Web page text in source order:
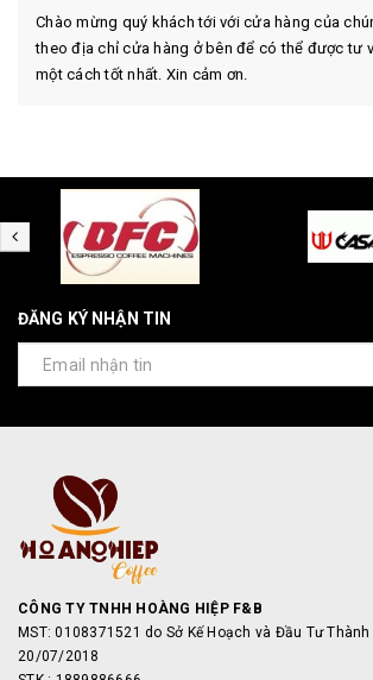
Chào mừng quý khách tới với cửa hàng của
theo địa chỉ cửa hàng ở bên để có thể được tư
một cách tốt nhất. Xin cảm ơn.
ĐĂNG KÝ NHẬN TIN
CÔNG TY TNHH HOÀNG HIỆP F&B
MST: 0108371521 do Sở Kế Hoạch và Đầu Tư
20/07/2018